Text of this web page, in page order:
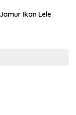
Ikan Lele